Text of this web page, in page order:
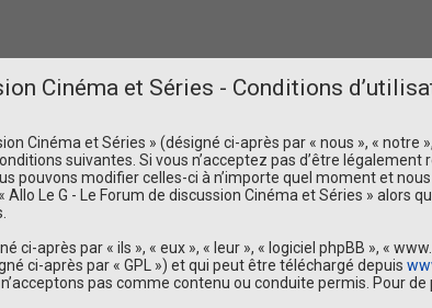
Cinéma et Séries - Conditions
Cinéma et Séries » (désigné ci-après par « nous », «
suivantes. Si vous n’acceptez pas d’être
pouvons modifier celles-ci à n’importe quel moment et
Allo Le G - Le Forum de discussion Cinéma et Séries »
ci-après par « ils », « eux », « leur », « logiciel phpBB », «
ci-après par « GPL ») et qui peut être téléchargé depuis
pas comme contenu ou conduite permis. Pour